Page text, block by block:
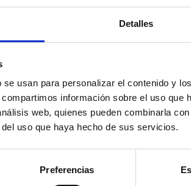
Detalles
usan para personalizar el contenido y
información sobre el uso que
web, quienes pueden combinarla
uso que haya hecho de sus servicios.
Preferencias